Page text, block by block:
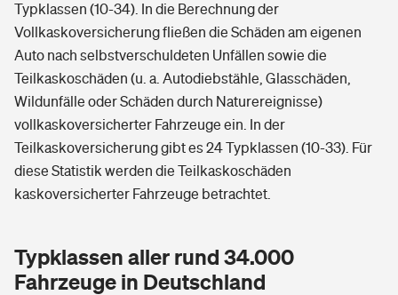
Typklassen (10-34). In die Berechnung der
Vollkaskoversicherung fließen die Schäden am eigenen
Auto nach selbstverschuldeten Unfällen sowie die
Teilkaskoschäden (u. a. Autodiebstähle, Glasschäden,
Wildunfälle oder Schäden durch Naturereignisse)
vollkaskoversicherter Fahrzeuge ein. In der
Teilkaskoversicherung gibt es 24 Typklassen (10-33). Für
diese Statistik werden die Teilkaskoschäden
kaskoversicherter Fahrzeuge betrachtet.
Typklassen aller rund 34.000
Fahrzeuge in Deutschland